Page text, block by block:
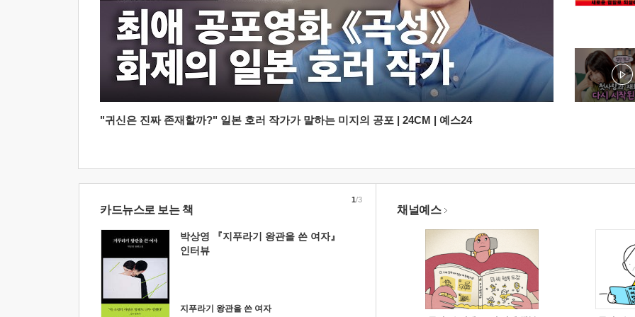
"귀신은 진짜 존재할까?" 일본 호러 작가가 말하는 미지의 공포 | 24CM | 예스24
카드뉴스로 보는 책
박상영 『지푸라기 왕관을 쓴 여자』
인터뷰
지푸라기 왕관을 쓴 여자
1/3
채널예스